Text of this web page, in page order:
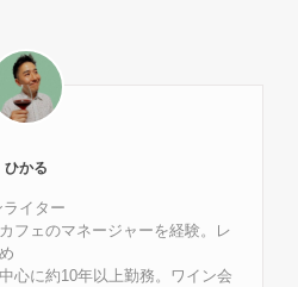
ひかる
イター
フェのマネージャーを経験。レ
心に約10年以上勤務。ワイン会